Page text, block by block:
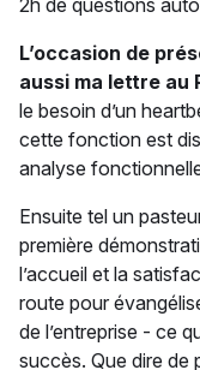
2h de questions
L’occasion de
aussi ma lettre au
le besoin d’un
cette fonction est
analyse
Ensuite tel un
première
l’accueil et la
route pour
de l’entreprise - ce
succès. Que dire de